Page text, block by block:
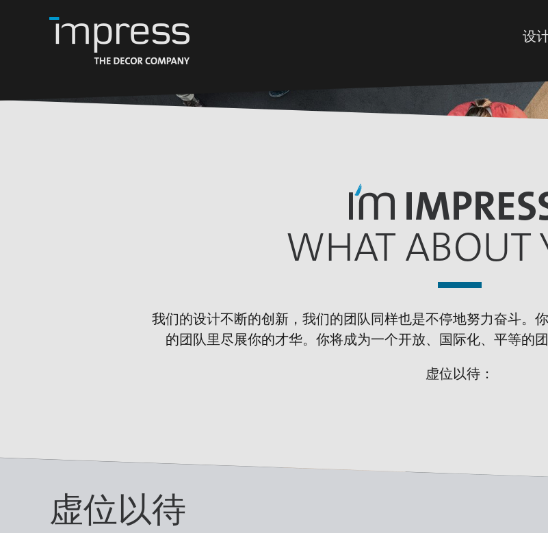
设
WHAT ABOUT
我们的设计不断的创新，我们的团队同样也是不停地努力奋斗。
的团队里尽展你的才华。你将成为一个开放、国际化、平等的
虚位以待：
虚位以待